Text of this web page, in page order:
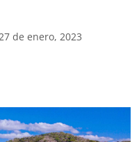
de enero, 2023